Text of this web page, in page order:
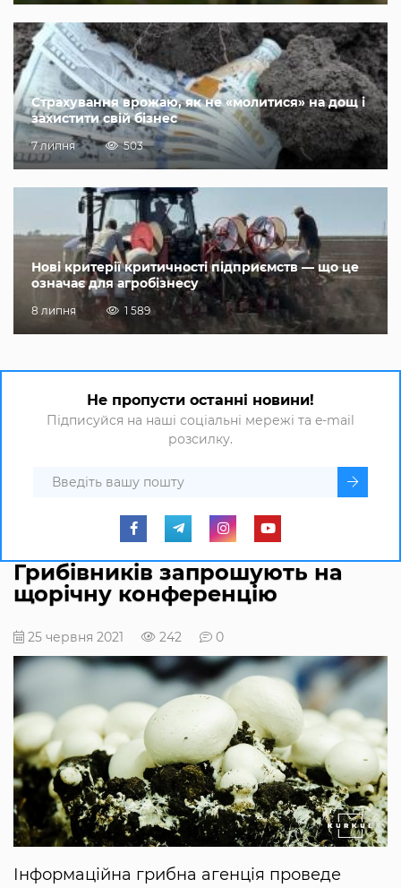
Страхування врожаю, як не «молитися» на дощ і
захистити свій бізнес
7 липня 503
Нові критерії критичності підприємств — що це
означає для агробізнесу
8 липня 1 589
Не пропусти останні новини!
Підписуйся на наші соціальні мережі та e-mail
розсилку.
Грибівників запрошують на
щорічну конференцію
25 червня 2021 242 0
Інформаційна грибна агенція проведе